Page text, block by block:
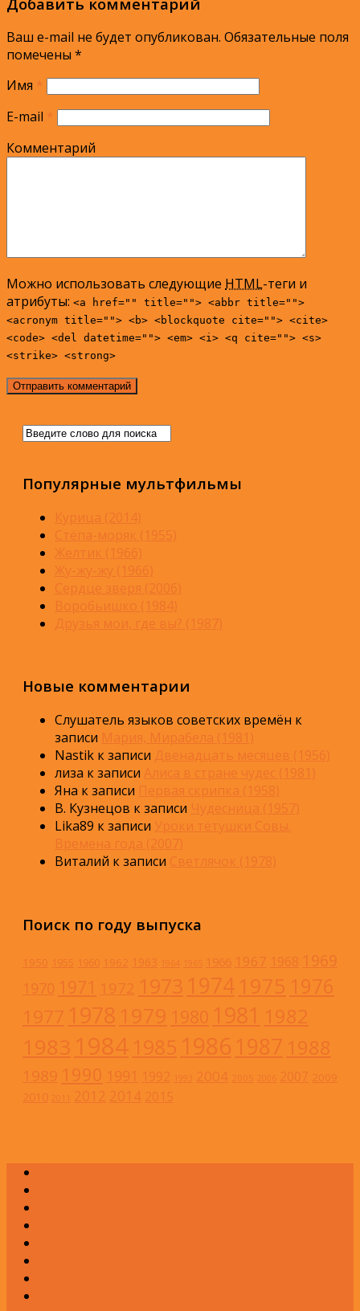
Ваш e-mail не будет опубликован. Обязательные поля
помечены *
Имя *
E-mail *
Комментарий
Можно использовать следующие HTML-теги и
атрибуты: <a href="" title=""> <abbr title="">
<acronym title=""> <b> <blockquote cite=""> <cite>
<code> <del datetime=""> <em> <i> <q cite=""> <s>
<strike> <strong>
Популярные мультфильмы
Курица (2014)
Стёпа-моряк (1955)
Желтик (1966)
Жу-жу-жу (1966)
Сердце зверя (2006)
Воробьишко (1984)
Друзья мои, где вы? (1987)
Новые комментарии
Слушатель языков советских времён к
записи Мария, Мирабела (1981)
Nastik к записи Двенадцать месяцев (1956)
лиза к записи Алиса в стране чудес (1981)
Яна к записи Первая скрипка (1958)
В. Кузнецов к записи Чудесница (1957)
Lika89 к записи Уроки тётушки Совы.
Времена года (2007)
Виталий к записи Светлячок (1978)
Поиск по году выпуска
1950 1955 1960 1962 1963 1964 1965 1966 1967 1968 1969
1970 1971 1972 1973 1974 1975 1976
1977 1978 1979 1980 1981 1982
1983 1984 1985 1986 1987 1988
1989 1990 1991 1992 1993 2004 2005 2006 2007 2009
2010 2011 2012 2014 2015